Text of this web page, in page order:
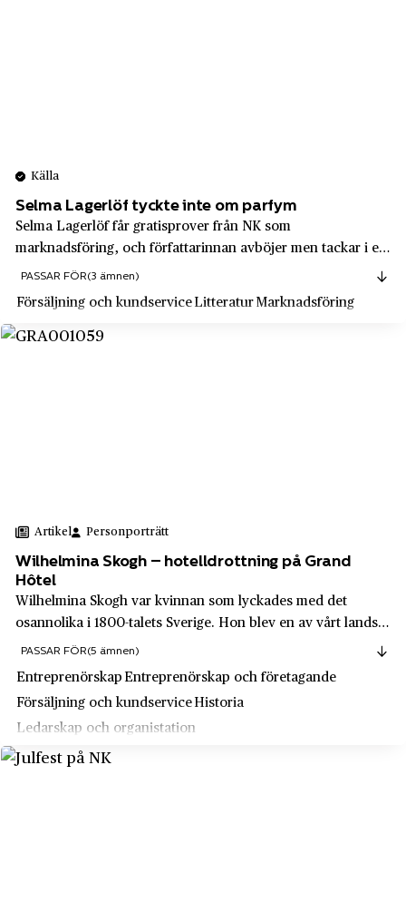
Pariser
Permobil
Pharmacia
Pierre Robert
Piz Buin
Polarbröd
Programator
PUB
Puma
Rabén & Sjögren
Ragn-Sells
Ralph Lysell
RUAG Space
Simris
Sireköpinge
Solna
Stalltjärnsstugan
Källa
Selma Lagerlöf tyckte inte om parfym
Selma Lagerlöf får gratisprover från NK som
marknadsföring, och författarinnan avböjer men tackar i ett
handskrivet meddelande. Ur Nordiska Kompaniets
PASSAR FÖR(3 ämnen)
Försäljning och kundservice Litteratur Marknadsföring
Artikel Personporträtt
Wilhelmina Skogh – hotelldrottning på Grand
Hôtel
Wilhelmina Skogh var kvinnan som lyckades med det
osannolika i 1800-talets Sverige. Hon blev en av vårt lands
mest framgångsrika företagare och lyckades av egen kraft ta
släpptes in i makten...
PASSAR FÖR(5 ämnen)
Entreprenörskap Entreprenörskap och företagande
Försäljning och kundservice Historia
Ledarskap och organistation